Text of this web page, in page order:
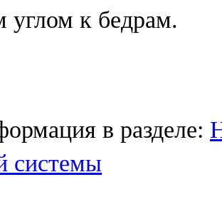
к бедрам.
в разделе:
системы